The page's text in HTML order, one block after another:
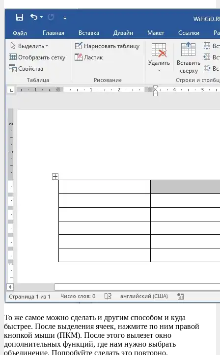
То же самое можно сделать и другим способом и куда
быстрее. После выделения ячеек, нажмите по ним правой
кнопкой мыши (ПКМ). После этого вылезет окно
дополнительных функций, где нам нужно выбрать
объединение. Попробуйте сделать это повторно.